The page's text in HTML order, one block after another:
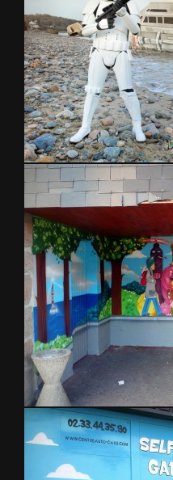
Blockhaus StarWars
Abribus – St-pierre Eglise 2014